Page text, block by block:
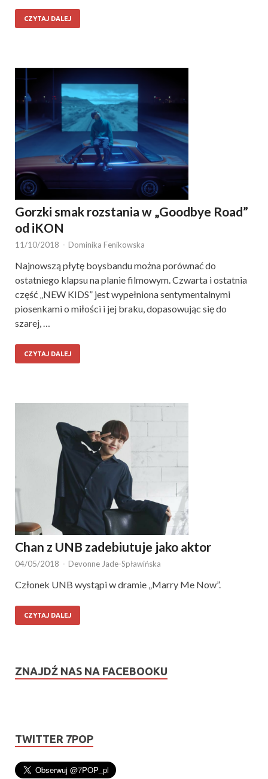
CZYTAJ DALEJ
Gorzki smak rozstania w „Goodbye Road”
od iKON
11/10/2018 - Dominika Fenikowska
Najnowszą płytę boysbandu można porównać do
ostatniego klapsu na planie filmowym. Czwarta i ostatnia
część „NEW KIDS” jest wypełniona sentymentalnymi
piosenkami o miłości i jej braku, dopasowując się do
szarej, …
CZYTAJ DALEJ
Chan z UNB zadebiutuje jako aktor
04/05/2018 - Devonne Jade-Spławińska
Członek UNB wystąpi w dramie „Marry Me Now”.
CZYTAJ DALEJ
ZNAJDŹ NAS NA FACEBOOKU
TWITTER 7POP